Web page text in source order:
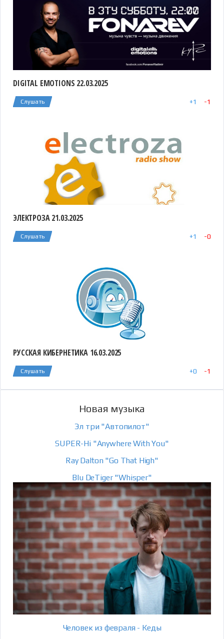
DIGITAL EMOTIONS 22.03.2025
Слушать +1 -1
ЭЛЕКТРОЗА 21.03.2025
Слушать +1 -0
РУССКАЯ КИБЕРНЕТИКА 16.03.2025
Слушать +0 -1
Новая музыка
Эл три "Автопилот"
SUPER-Hi "Anywhere With You"
Ray Dalton "Go That High"
Blu DeTiger "Whisper"
Человек из февраля - Кеды